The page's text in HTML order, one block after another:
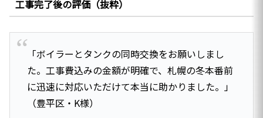
工事完了後の評価（抜粋）
「ボイラーとタンクの同時交換をお願いしまし
た。工事費込みの金額が明確で、札幌の冬本番前
に迅速に対応いただけて本当に助かりました。」
（豊平区・K様）